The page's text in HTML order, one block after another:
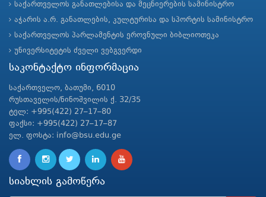
საქართველოს განათლებისა და მეცნიერების სამინისტრო
აჭარის ა.რ. განათლების, კულტურისა და სპორტის სამინისტრო
საქართველოს პარლამენტის ეროვნული ბიბლიოთეკა
უნივერსიტეტის ძველი ვებგვერდი
საკონტაქტო ინფორმაცია
საქართველო, ბათუმი, 6010
რუსთაველის/ნინოშვილის ქ. 32/35
ტელ: +995(422) 27–17–80
ფაქსი: +995(422) 27–17–87
ელ. ფოსტა: info@bsu.edu.ge
სიახლის გამოწერა